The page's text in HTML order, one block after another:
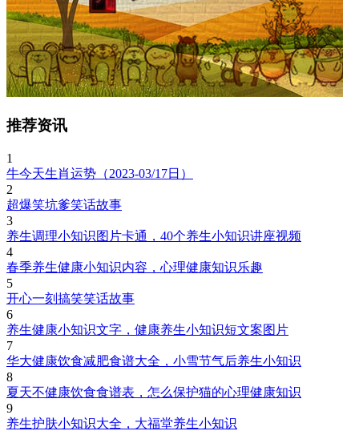
推荐资讯
1
牛今天生肖运势（2023-03/17日）
2
超爆笑坑爹笑话故事
3
养生调理小知识图片卡通，40个养生小知识讲座视频
4
春季养生健康小知识内容，心理健康知识乐趣
5
开心一刻搞笑笑话故事
6
养生健康小知识文字，健康养生小知识短文案图片
7
华大健康饮食减肥食谱大全，小雪节气后养生小知识
8
夏天不健康饮食食谱表，怎么保护猫的心理健康知识
9
养生护肤小知识大全，大福堂养生小知识